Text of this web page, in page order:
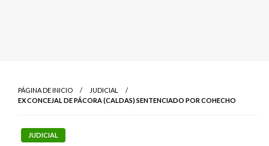
PÁGINA DE INICIO
JUDICIAL
EX CONCEJAL DE PÁCORA (CALDAS) SENTENCIADO POR COHECHO
JUDICIAL